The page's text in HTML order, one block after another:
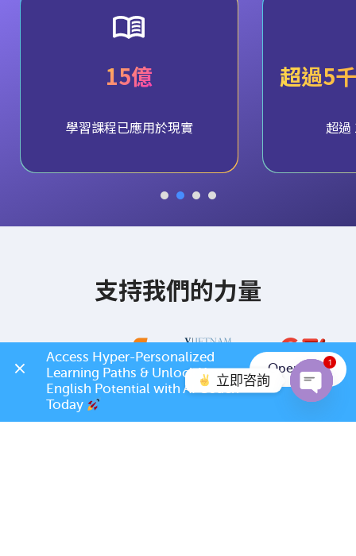
15億
學習課程已應用於現實
超過5
超過
支持我們的力量
立即咨詢
1
Access Hyper-Personalized
Learning Paths & Unlock Your
English Potential with AI Coach
Today
Open App